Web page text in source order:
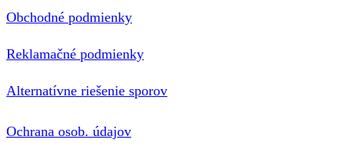
Obchodné podmienky
Reklamačné podmienky
Alternatívne riešenie sporov
Ochrana osob. údajov